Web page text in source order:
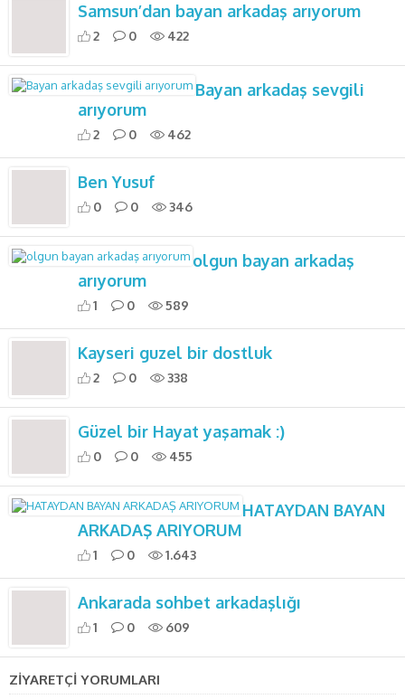
Samsun’dan bayan arkadaş arıyorum
2 0 422
Bayan arkadaş sevgili
arıyorum
2 0 462
Ben Yusuf
0 0 346
olgun bayan arkadaş
arıyorum
1 0 589
Kayseri guzel bir dostluk
2 0 338
Güzel bir Hayat yaşamak :)
0 0 455
HATAYDAN BAYAN
ARKADAŞ ARIYORUM
1 0 1.643
Ankarada sohbet arkadaşlığı
1 0 609
ZİYARETÇİ YORUMLARI